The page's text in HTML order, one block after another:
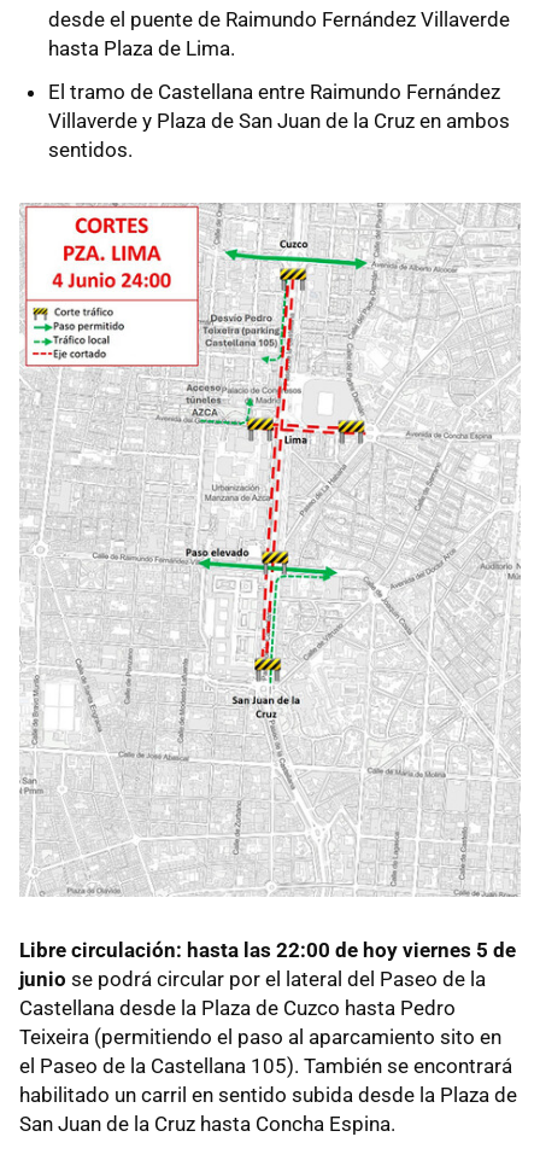
desde el puente de Raimundo Fernández Villaverde
hasta Plaza de Lima.
El tramo de Castellana entre Raimundo Fernández
Villaverde y Plaza de San Juan de la Cruz en ambos
sentidos.
Libre circulación: hasta las 22:00 de hoy viernes 5 de
junio se podrá circular por el lateral del Paseo de la
Castellana desde la Plaza de Cuzco hasta Pedro
Teixeira (permitiendo el paso al aparcamiento sito en
el Paseo de la Castellana 105). También se encontrará
habilitado un carril en sentido subida desde la Plaza de
San Juan de la Cruz hasta Concha Espina.